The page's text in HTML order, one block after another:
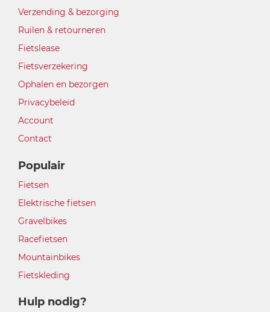
Verzending & bezorging
Ruilen & retourneren
Fietslease
Fietsverzekering
Ophalen en bezorgen
Privacybeleid
Account
Contact
Populair
Fietsen
Elektrische fietsen
Gravelbikes
Racefietsen
Mountainbikes
Fietskleding
Hulp nodig?